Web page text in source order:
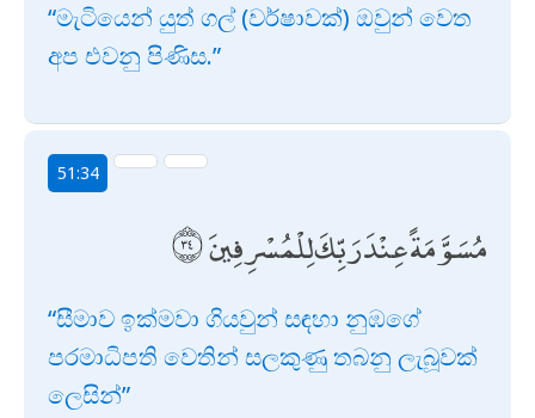
“මැටියෙන් යුත් ගල් (වර්ෂාවක්) ඔවුන් වෙත
අප එවනු පිණිස.”
51:34
مُسَوَّمَةً عِنْدَ رَبِّكَ لِلْمُسْرِفِينَ
“සීමාව ඉක්මවා ගියවුන් සඳහා නුඹගේ
පරමාධිපති වෙතින් සලකුණු තබනු ලැබූවක්
ලෙසින්”